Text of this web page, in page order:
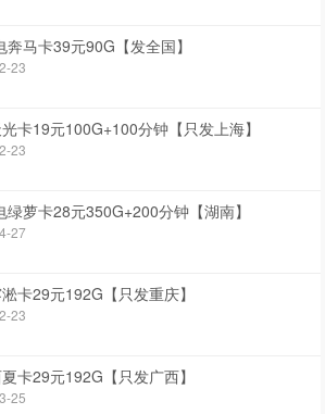
奔马卡39元90G【发全国】
23
卡19元100G+100分钟【只发上海】
23
绿萝卡28元350G+200分钟【湖南】
27
卡29元192G【只发重庆】
23
卡29元192G【只发广西】
25